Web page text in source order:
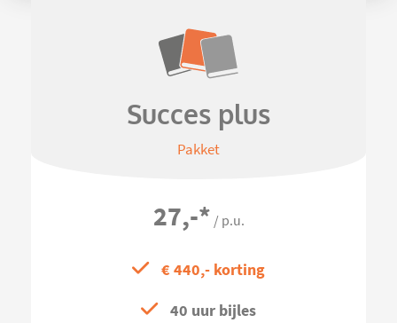
Succes plus
Pakket
27,-* / p.u.
€ 440,- korting
40 uur bijles